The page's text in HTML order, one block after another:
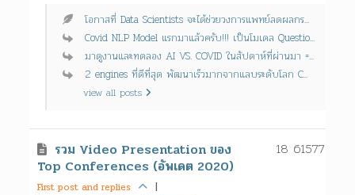
โอกาสที่ Data Scientists จะได้ช่วยวงการแพทย์ลดผลกร...
Covid NLP Model แรกมาแล้วครับ!!! เป็นโมเดล Questio...
มาดูงานและทดลอง AI VS. COVID ในสัปดาห์ที่ผ่านมา =...
2 engines ที่ดีที่สุด พัฒนาเร็วมากจากแลบระดับโลก C...
view all posts
รวม Video Presentation ของ
Top Conferences (อัพเดต 2020)
First post and replies
|
61577
18